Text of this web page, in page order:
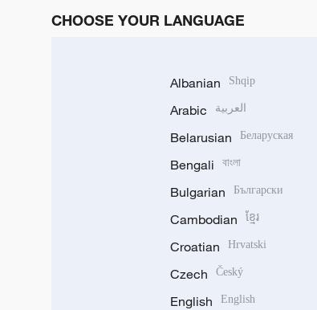
CHOOSE YOUR LANGUAGE
Albanian Shqip
Arabic العربية
Belarusian Беларуская
Bengali বাংলা
Bulgarian Български
Cambodian ខ្មែរ
Croatian Hrvatski
Czech Český
English English